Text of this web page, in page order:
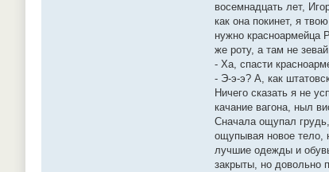
восемнадцать лет,
как она покинет, я
нужно красноармейца
же роту, а там не
- Ха, спасти
- Э-э-э? А, как
Ничего сказать я не
качание вагона, ныл
Сначала ощупал
ощупывая новое тело,
лучшие одежды и
закрыты, но довольно